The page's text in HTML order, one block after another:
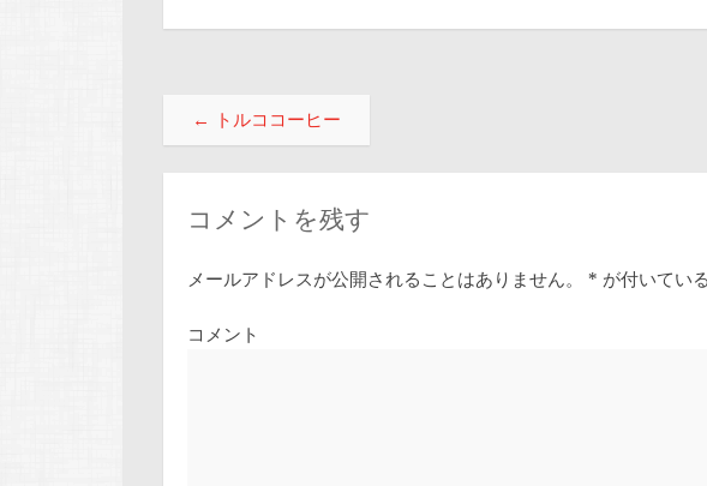
投稿ナビゲーション
← トルココーヒー
コメントを残す
メールアドレスが公開されることはありません。 * が付いてい
コメント